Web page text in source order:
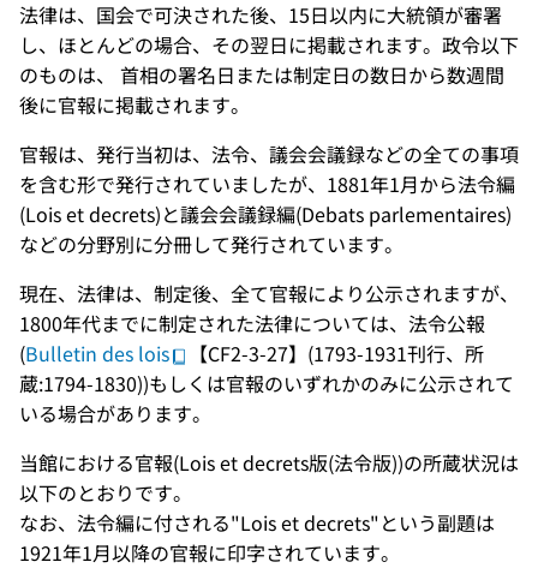
法律は、国会で可決された後、15日以内に大統領が審署
し、ほとんどの場合、その翌日に掲載されます。政令以下
のものは、 首相の署名日または制定日の数日から数週間
後に官報に掲載されます。
官報は、発行当初は、法令、議会会議録などの全ての事項
を含む形で発行されていましたが、1881年1月から法令編
(Lois et decrets)と議会会議録編(Debats parlementaires)
などの分野別に分冊して発行されています。
現在、法律は、制定後、全て官報により公示されますが、
1800年代までに制定された法律については、法令公報
(Bulletin des lois
【CF2-3-27】(1793-1931刊行、所
蔵:1794-1830))もしくは官報のいずれかのみに公示されて
いる場合があります。
当館における官報(Lois et decrets版(法令版))の所蔵状況は
以下のとおりです。
なお、法令編に付される"Lois et decrets"という副題は
1921年1月以降の官報に印字されています。